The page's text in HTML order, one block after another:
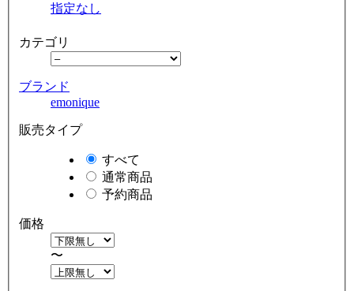
指定なし
カテゴリ
ブランド
emonique
販売タイプ
すべて
通常商品
予約商品
価格
〜